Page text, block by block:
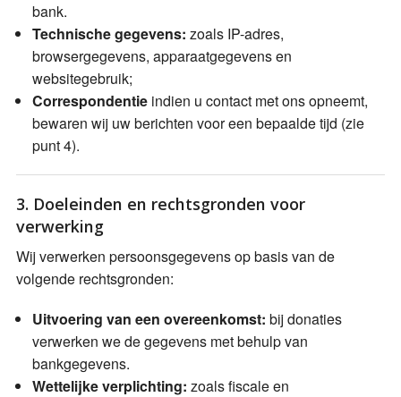
bank.
Technische gegevens: zoals IP-adres,
browsergegevens, apparaatgegevens en
websitegebruik;
Correspondentieindien u contact met ons opneemt,
bewaren wij uw berichten voor een bepaalde tijd (zie
punt 4).
3. Doeleinden en rechtsgronden voor
verwerking
Wij verwerken persoonsgegevens op basis van de
volgende rechtsgronden:
Uitvoering van een overeenkomst: bij donaties
verwerken we de gegevens met behulp van
bankgegevens.
Wettelijke verplichting: zoals fiscale en